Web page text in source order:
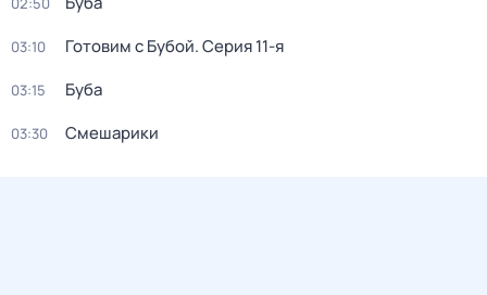
03:10 Готовим с Бубой. Серия 11-я
03:15 Буба
03:30 Смешарики